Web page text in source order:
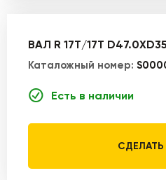
ВАЛ R 17T/17T
Каталожный номер:
Есть в наличии
СДЕЛАТЬ